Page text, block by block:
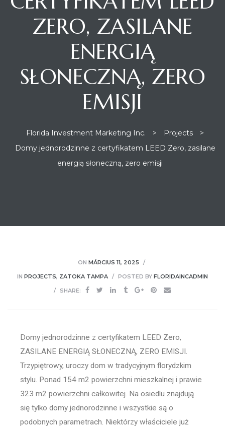
ZERO, ZASILANE
ENERGIĄ
SŁONECZNĄ, ZERO
EMISJI
Florida Investment Marketing Inc. > Projects
>
Domy jednorodzinne z certyfikatem LEED Zero, zasilane
energią słoneczną, zero emisji
ON MÁRCIUS 11, 2025
IN PROJECTS, ZATOKA TAMPA POSTED BY FLORIDAINCADMIN
SHARE:
Domy jednorodzinne z certyfikatem LEED Zero,
ZASILANE ENERGIĄ SŁONECZNĄ, ZERO EMISJI.
Trzypiętrowy, uroczy dom w tradycyjnym florydzkim
stylu. Ponad 154 m2 powierzchni mieszkalnej i prawie
323 m2 powierzchni całkowitej. Na osiedlu znajdują
się tylko domy jednorodzinne i wszystkie są o
podobnych parametrach. Niektórzy właściciele już